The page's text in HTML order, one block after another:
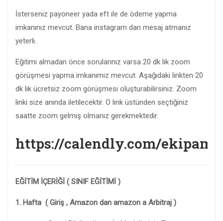
İsterseniz payoneer yada eft ile de ödeme yapma
imkanınız mevcut. Bana instagram dan mesaj atmanız
yeterli.
Eğitimi almadan önce sorularınız varsa 20 dk lık zoom
görüşmesi yapma imkanımız mevcut. Aşağıdaki linkten 20
dk lık ücretsiz zoom görüşmesi oluşturabilirsiniz. Zoom
linki size anında iletilecektir. O link üstünden seçtiğiniz
saatte zoom gelmiş olmanız gerekmektedir.
https://calendly.com/
EĞİTİM İÇERİĞİ ( SINIF EĞİTİMİ )
1. Hafta ( Giriş , Amazon dan amazon a Arbitraj )